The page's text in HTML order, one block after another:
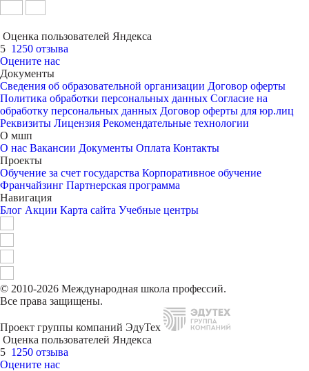
Оценка пользователей Яндекса
5 1250 отзыва
Оцените нас
Документы
Сведения об образовательной организации Договор оферты
Политика обработки персональных данных Согласие на
обработку персональных данных Договор оферты для юр.лиц
Реквизиты Лицензия Рекомендательные технологии
О мшп
О нас Вакансии Документы Оплата Контакты
Проекты
Обучение за счет государства Корпоративное обучение
Франчайзинг Партнерская программа
Навигация
Блог Акции Карта сайта Учебные центры
© 2010-2026 Международная школа профессий.
Все права защищены.
Проект группы компаний ЭдуТех
Оценка пользователей Яндекса
5 1250 отзыва
Оцените нас